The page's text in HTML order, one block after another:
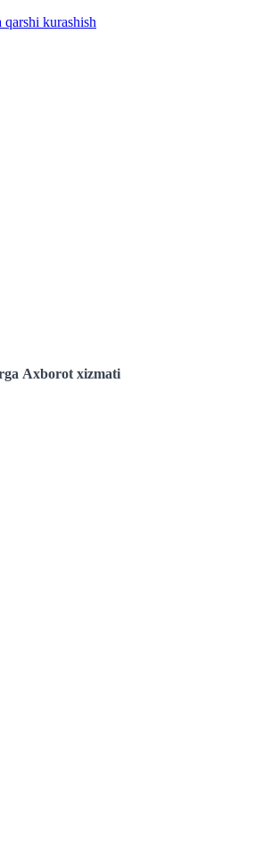
kurashish
Axborot xizmati